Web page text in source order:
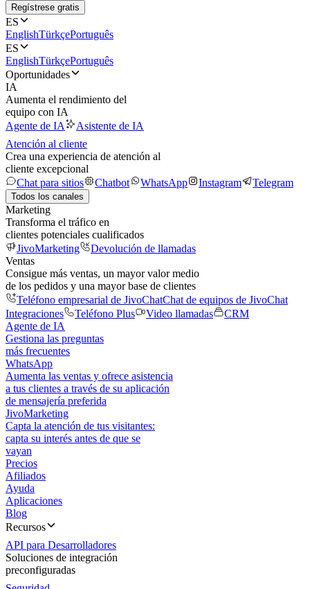
Regístrese gratis
ES
EnglishTürkçePortuguês
ES
EnglishTürkçePortuguês
Oportunidades
IA
Aumenta el rendimiento del
equipo con IA
Agente de IA
Asistente de IA
Atención al cliente
Crea una experiencia de atención al
cliente excepcional
Chat para sitios
Chatbot WhatsApp Instagram Telegram
Todos los canales
Marketing
Transforma el tráfico en
clientes potenciales cualificados
JivoMarketing
Devolución de llamadas
Ventas
Consigue más ventas, un mayor valor medio
de los pedidos y una mayor base de clientes
Teléfono empresarial de JivoChatChat de equipos de JivoChat
Integraciones
Teléfono Plus Video llamadas
CRM
Agente de IA
Gestiona las preguntas
más frecuentes
WhatsApp
Aumenta las ventas y ofrece asistencia
a tus clientes a través de su aplicación
de mensajería preferida
JivoMarketing
Capta la atención de tus visitantes:
capta su interés antes de que se
vayan
Precios
Afiliados
Ayuda
Aplicaciones
Blog
Recursos
API para Desarrolladores
Soluciones de integración
preconfiguradas